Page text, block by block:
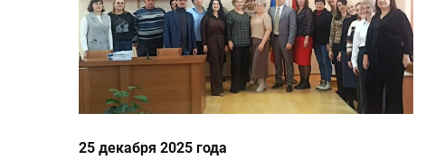
25 декабря 2025 года